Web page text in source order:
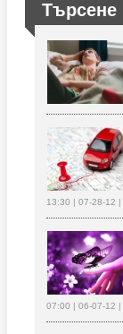
Търсене
13:30 | 07-28-12 |
07:00 | 06-07-12 |